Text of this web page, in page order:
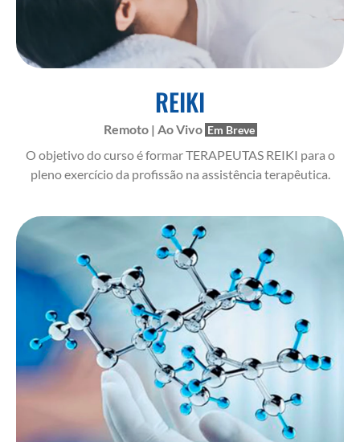
REIKI
Remoto | Ao Vivo
O objetivo do curso é formar TERAPEUTAS REIKI para o
pleno exercício da profissão na assistência terapêutica.